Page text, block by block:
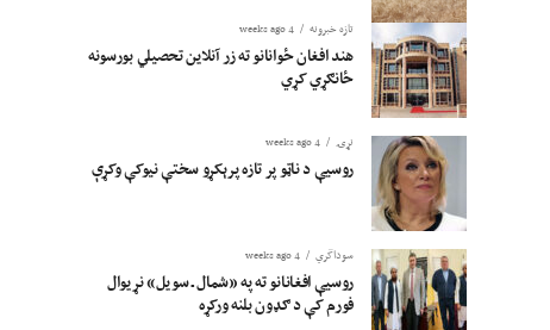
تازه خبرونه 4 weeks ago
هند افغان ځوانانو ته زر آنلاین تحصیلي بورسونه
ځانګړي کړي
نړۍ 4 weeks ago
روسیې د ناټو پر تازه پرېکړو سختې نیوکې وکړې
سوداگري 4 weeks ago
روسیې افغانانو ته په «شمال ـ سویل» نړیوال
فورم کې د ګډون بلنه ورکړه